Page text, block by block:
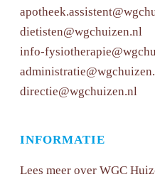
dietisten@wgchuizen.nl
info-
directie@wgchuizen.nl
INFORMATIE
Lees meer over WGC